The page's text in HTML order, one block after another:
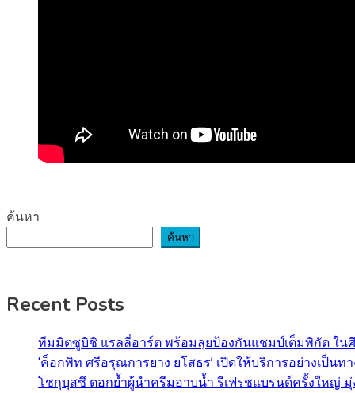
ค้นหา
ค้นหา
Recent Posts
ทีมมิตซูบิชิ แรลลี่อาร์ต พร้อมลุยป้องกันแชมป์เต็มพิกัด ใน
‘ค็อกพิท ศรีอรุณการยาง ยโสธร’ เปิดให้บริการอย่างเป็น
โชกุบุสซึ ตอกย้ำผู้นำครีมอาบน้ำ รีเฟรชแบรนด์ครั้งใหญ่ มุ่